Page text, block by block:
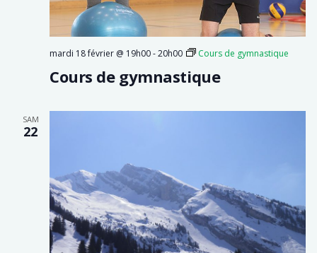
mardi 18 février @ 19h00-20h00 Cours de gymnastique
Cours de gymnastique
SAM
22